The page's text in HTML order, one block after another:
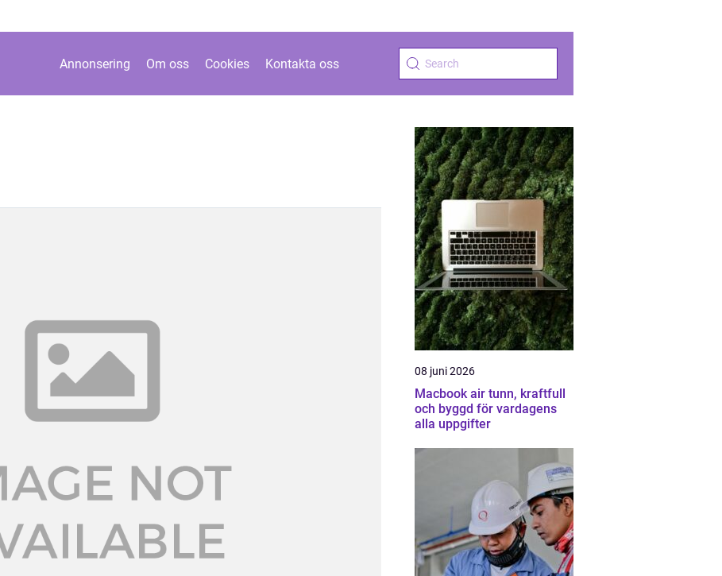
Annonsering Om oss Cookies Kontakta oss
08 juni 2026
Macbook air tunn, kraftfull
och byggd för vardagens
alla uppgifter